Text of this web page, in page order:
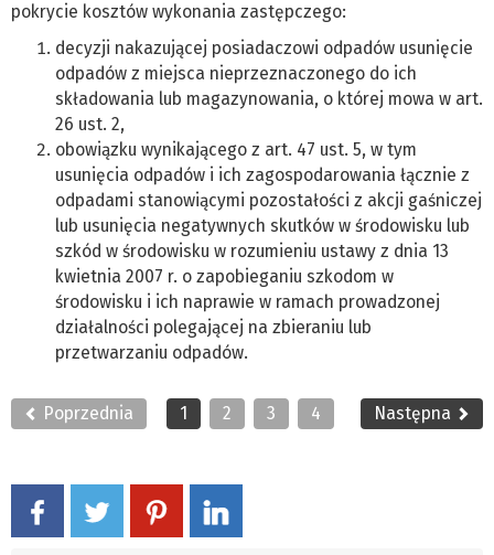
pokrycie kosztów wykonania zastępczego:
decyzji nakazującej posiadaczowi odpadów usunięcie
odpadów z miejsca nieprzeznaczonego do ich
składowania lub magazynowania, o której mowa w art.
26 ust. 2,
obowiązku wynikającego z art. 47 ust. 5, w tym
usunięcia odpadów i ich zagospodarowania łącznie z
odpadami stanowiącymi pozostałości z akcji gaśniczej
lub usunięcia negatywnych skutków w środowisku lub
szkód w środowisku w rozumieniu ustawy z dnia 13
kwietnia 2007 r. o zapobieganiu szkodom w
środowisku i ich naprawie w ramach prowadzonej
działalności polegającej na zbieraniu lub
przetwarzaniu odpadów.
Poprzednia 1 2 3 4 Następna